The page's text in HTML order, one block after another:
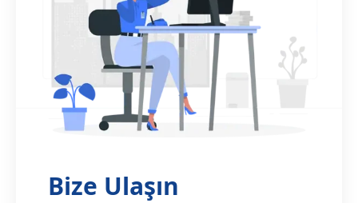
Bize Ulaşın